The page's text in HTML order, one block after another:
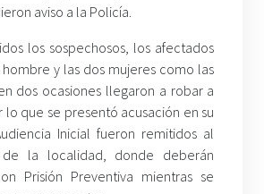
aviso a la Policía.
los sospechosos, los afectados
y las dos mujeres como las
dos ocasiones llegaron a robar a
lo que se presentó acusación en su
Inicial fueron remitidos al
la localidad, donde deberán
Prisión Preventiva mientras se